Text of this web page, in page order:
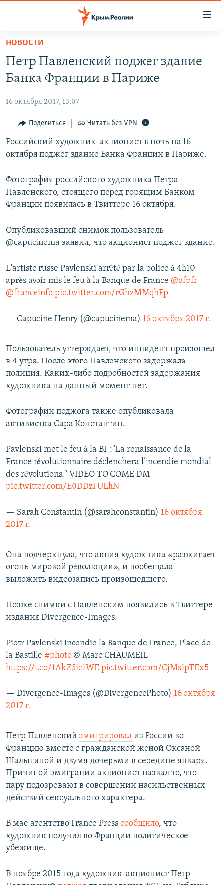
Вернуться
основному
содержанию
навигации
Вернутся
СПЕЦПРОЕКТЫ
КАРТА ВОЕННЫХ ОБЪЕКТОВ КРЫМА
11 ЛЕТ ОККУПАЦИИ КРЫМА. 11 ИСТОРИЙ СОПРОТИВЛЕНИЯ
ИСТОРИЯ
ЕЩЕ
ИНТЕРАКТИВ
ИНФОГРАФИКА
ТЕЛЕПРОЕКТ КРЫМ.РЕАЛИИ
СОВЕТЫ ПРАВОЗАЩИТНИКОВ
ПОБЕДИТЕЛЕЙ НЕ СУДЯТ?
КРЫМ.НЕПОКОРЕННЫЙ
ELIFBE
УКРАИНСКАЯ ПРОБЛЕМА КРЫМА
РАДІО СВОБОДА
КАК ОБОЙТИ БЛОКИРОВКУ
Українською
Qırımtatar
ПРИСОЕДИНЯЙТЕСЬ!
Все сайты RFE/RL
НОВОСТИ
Петр Павленский поджег здание
Банка Франции в Париже
16 октября 2017, 13:07
Поделиться Читать без VPN
Российский художник-акционист в ночь на 16
октября поджег здание Банка Франции в Париже.
Фотография российского художника Петра
Павленского, стоящего перед горящим Банком
Франции появилась в Твиттере 16 октября.
Опубликовавший снимок пользователь
@capucinema заявил, что акционист поджег здание.
L'artiste russe Pavlenski arrêté par la police à 4h10
après avoir mis le feu à la Banque de France @afpfr
@franceinfo pic.twitter.com/rGhzMMqhFp
— Capucine Henry (@capucinema) 16 октября 2017 г.
Пользователь утверждает, что инцидент произошел
в 4 утра. После этого Павленского задержала
полиция. Каких-либо подробностей задержания
художника на данный момент нет.
Фотографии поджога также опубликовала
активистка Сара Константин.
Pavlenski met le feu à la BF :"La renaissance de la
France révolutionnaire déclenchera l’incendie mondial
des révolutions." VIDEO TO COME DM
pic.twitter.com/E0DDzFULhN
— Sarah Constantin (@sarahconstantin) 16 октября
2017 г.
Она подчеркнула, что акция художника «разжигает
огонь мировой революции», и пообещала
выложить видеозапись произошедшего.
Позже снимки с Павленским появились в Твиттере
издания Divergence-Images‏.
Piotr Pavlenski incendie la Banque de France, Place de
la Bastille #photo © Marc CHAUMEIL
https://t.co/1AkZ5ic1WE pic.twitter.com/CjMs1pTEx5
— Divergence-Images (@DivergencePhoto) 16 октября
2017 г.
Петр Павленский эмигрировал из России во
Францию вместе с гражданской женой Оксаной
Шалыгиной и двумя дочерьми в середине января.
Причиной эмиграции акционист назвал то, что
пару подозревают в совершении насильственных
действий сексуального характера.
В мае агентство France Press сообщило, что
художник получил во Франции политическое
убежище.
В ноябре 2015 года художник-акционист Петр